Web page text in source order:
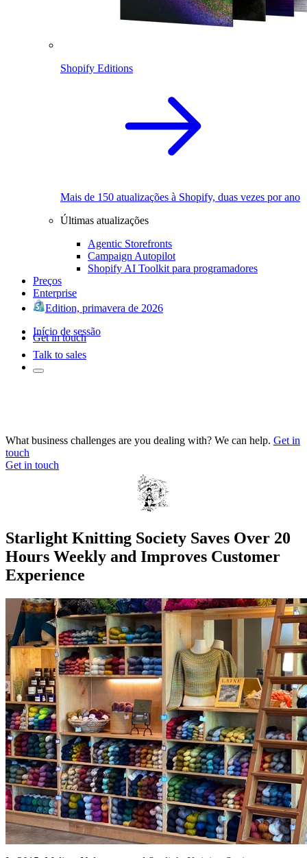
Shopify Editions
Mais de 150 atualizações à Shopify, duas vezes por ano
Últimas atualizações
Agentic Storefronts
Campaign Autopilot
Shopify AI Toolkit para programadores
Preços
Enterprise
Edition, primavera de 2026
Início de sessão
Get in touch
Talk to sales
What business challenges are you dealing with? We can help. Get in
touch
Get in touch
Starlight Knitting Society Saves Over 20
Hours Weekly and Improves Customer
Experience